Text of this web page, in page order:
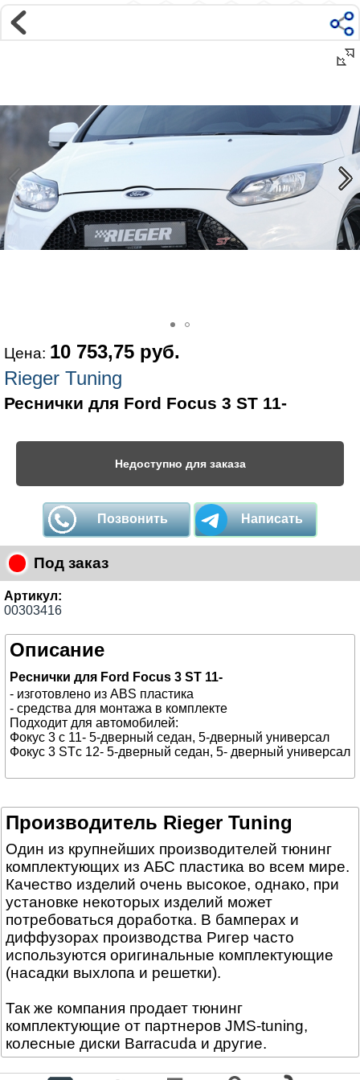
Магазин
Интернет-магазин �...
Цена: 10 753,75 руб.
Rieger Tuning
Реснички для Ford Focus 3 ST 11-
Недоступно для заказа
Позвонить Написать
Под заказ
Артикул:
00303416
Описание
Реснички для Ford Focus 3 ST 11-
- изготовлено из ABS пластика
- средства для монтажа в комплекте
Подходит для автомобилей:
Фокус 3 с 11- 5-дверный седан, 5-дверный универсал
Фокус 3 STс 12- 5-дверный седан, 5- дверный универсал
Производитель Rieger Tuning
Один из крупнейших производителей тюнинг
комплектующих из АБС пластика во всем мире.
Качество изделий очень высокое, однако, при
установке некоторых изделий может
потребоваться доработка. В бамперах и
диффузорах производства Ригер часто
используются оригинальные комплектующие
(насадки выхлопа и решетки).
Так же компания продает тюнинг
комплектующие от партнеров JMS-tuning,
колесные диски Barracuda и другие.
Наши контакты:
ул Ярославская д9 к2с5
Маршрут на Авто|Маршрут пешком
Телефон:
+7 985 364 2044
@vonardtuning:vonard.ru
Мы в соц сетях: